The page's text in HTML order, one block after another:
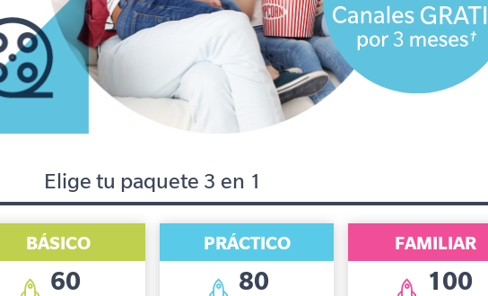
Elige tu paquete 3 en 1
BÁSICO
60
PRÁCTICO
80
FAMILIAR
100